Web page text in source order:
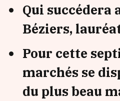
Qui succédera
Béziers,
Pour cette
marchés se
du plus beau